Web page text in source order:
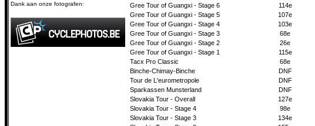
Dank aan onze fotografen:
Gree Tour of Guangxi - Stage 6
114e
Gree Tour of Guangxi - Stage 5
107e
Gree Tour of Guangxi - Stage 4
103e
Gree Tour of Guangxi - Stage 3
68e
Gree Tour of Guangxi - Stage 2
26e
Gree Tour of Guangxi - Stage 1
115e
Tacx Pro Classic
68e
Binche-Chimay-Binche
DNF
Tour de L'eurometropole
DNF
Sparkassen Munsterland
DNF
Slovakia Tour - Overall
127e
Slovakia Tour - Stage 4
98e
Slovakia Tour - Stage 3
134e